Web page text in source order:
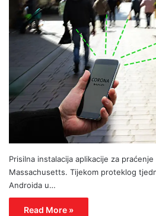
Prisilna instalacija aplikacije za
Massachusetts. Tijekom proteklog
Androida u…
Read More »